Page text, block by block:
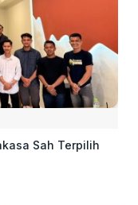
Sah Terpilih